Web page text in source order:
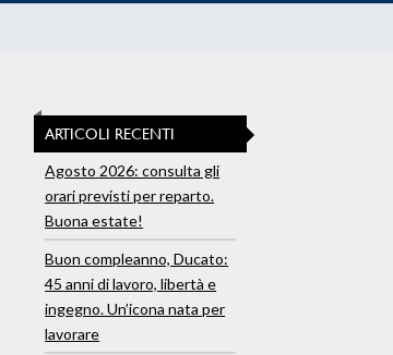
ARTICOLI RECENTI
Agosto 2026: consulta gli
orari previsti per reparto.
Buona estate!
Buon compleanno, Ducato:
45 anni di lavoro, libertà e
ingegno. Un’icona nata per
lavorare